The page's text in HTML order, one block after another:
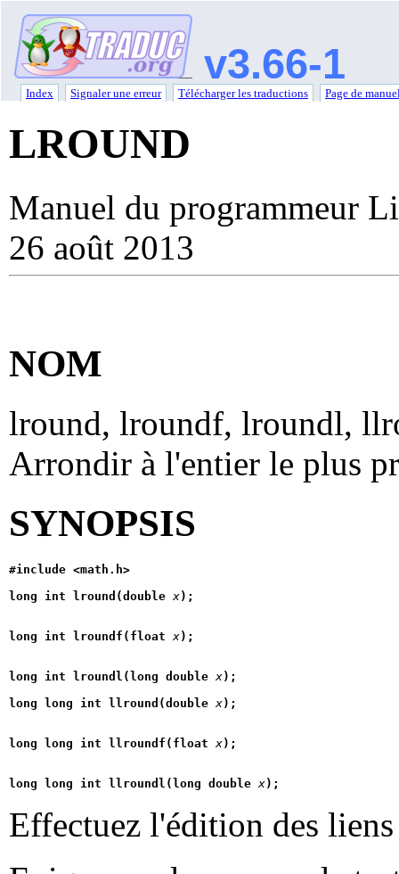
v3.66-1
Index Signaler une erreur Télécharger les traductions Page de
LROUND
Manuel du programmeur
26 août 2013
NOM
lround, lroundf, lroundl,
Arrondir à l'entier le plus
SYNOPSIS
#include <math.h>
long int lround(double x);
long int lroundf(float x);
long int lroundl(long double x);
long long int llround(double x);
long long int llroundf(float x);
long long int llroundl(long double x);
Effectuez l'édition des